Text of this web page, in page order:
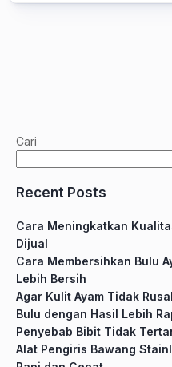
Cari
Recent Posts
Cara Meningkatkan
Dijual
Cara Membersihkan Bulu
Lebih Bersih
Agar Kulit Ayam Tidak
Bulu dengan Hasil Lebih
Penyebab Bibit Tidak
Alat Pengiris Bawang